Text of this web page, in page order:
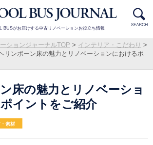
BUSがお届けする中古リノベーションお役立ち情報
ションジャーナルTOP > インテリア・こだわり >
リンボーン床の魅力とリノベーションにおけるポ
床の魅力とリノベーショ
イントをご紹介
素材